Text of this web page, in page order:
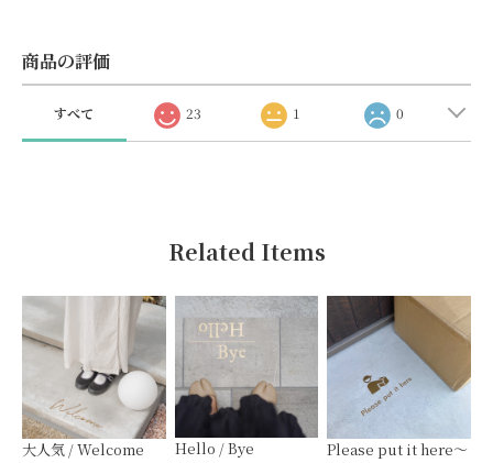
商品の評価
すべて 23 1 0
Related Items
大人気 / Welcome
Hello / Bye
Please put it here〜